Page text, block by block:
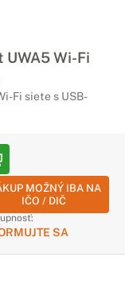
UWA5 Wi-Fi
Fi siete s USB-
MOŽNÝ IBA NA
IČO / DIČ
SA